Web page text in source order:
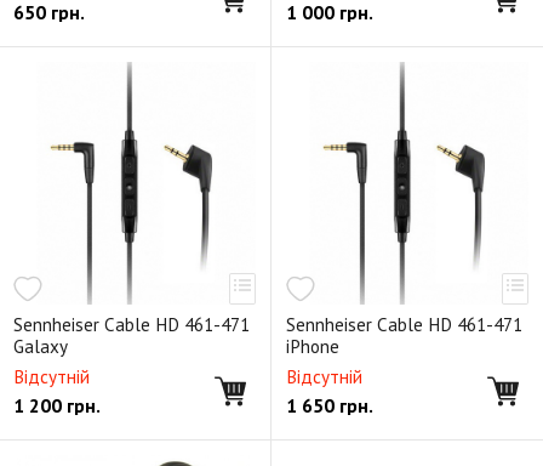
650 грн. 1 000 грн.
Sennheiser Cable HD 461-471
Galaxy
Відсутній
1 200 грн.
Sennheiser Cable HD 461-471
iPhone
Відсутній
1 650 грн.